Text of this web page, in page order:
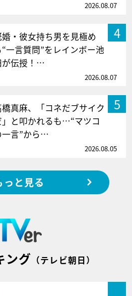
2026.08.07
4
・彼女持ち男を見極め
“一言質問”をレインボー池
が伝授！…
2026.08.07
5
橋真麻、「コネだブサイク
」と叩かれるも…“マツコ
一言”から…
2026.08.05
っと見る
ング （テレビ朝日）